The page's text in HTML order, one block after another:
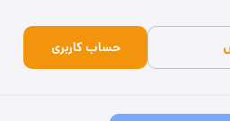
حساب کاربری